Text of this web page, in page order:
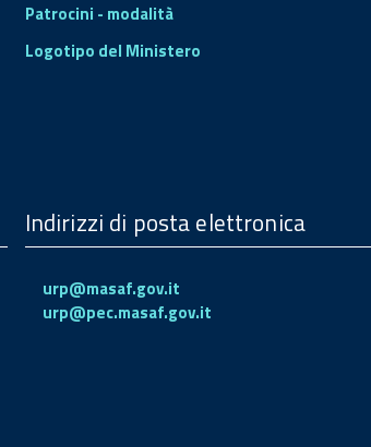
Patrocini - modalità
Logotipo del Ministero
Indirizzi di posta elettronica
urp@masaf.gov.it
urp@pec.masaf.gov.it